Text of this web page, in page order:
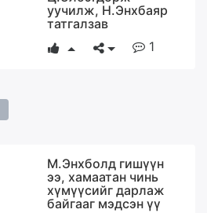
уучилж, Н.Энхбаяр
татгалзав
1
М.Энхболд гишүүн
ээ, хамаатан чинь
хүмүүсийг дарлаж
байгааг мэдсэн үү